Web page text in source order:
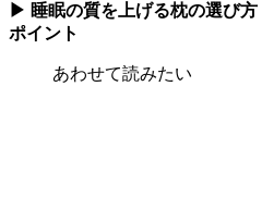
▶ 睡眠の質を上げる枕の選び
ポイント
あわせて読みたい